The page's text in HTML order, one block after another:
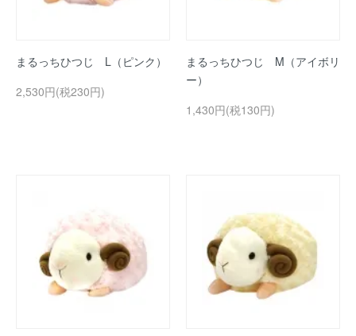
まるっちひつじ L（ピンク）
2,530円(税230円)
まるっちひつじ M（アイボリ
ー）
1,430円(税130円)